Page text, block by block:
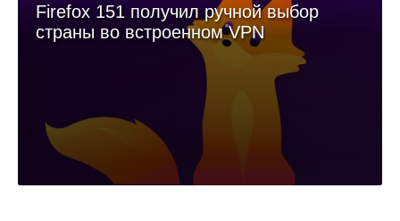
Firefox 151 получил ручной выбор
страны во встроенном VPN